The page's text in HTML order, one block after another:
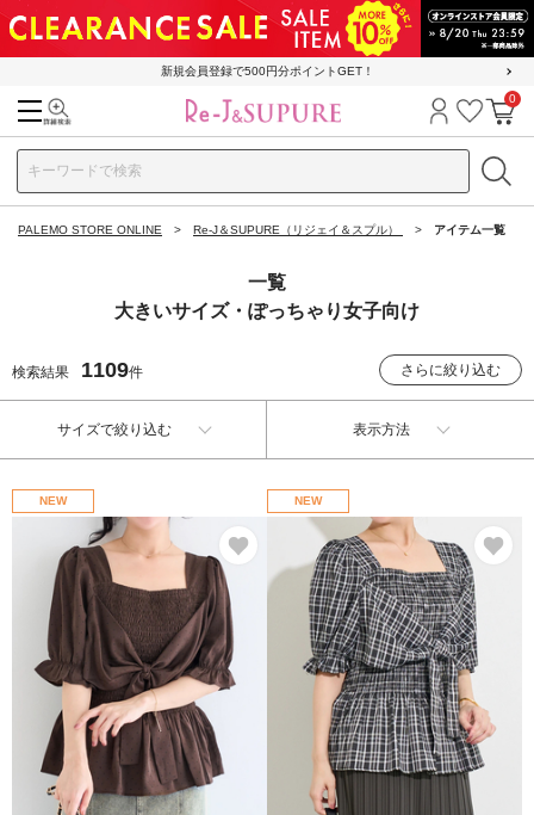
新規会員登録で500円分ポイントGET！
ログイン
お気に
カ
0
PALEMO STORE ONLINE Re-J＆SUPURE（リジェイ＆スプル） アイテム一覧
一覧
大きいサイズ・ぽっちゃり女子向け
検索結果 1109件 さらに絞り込む
サイズで絞り込む 表示方法
NEW
お気に入り
NEW